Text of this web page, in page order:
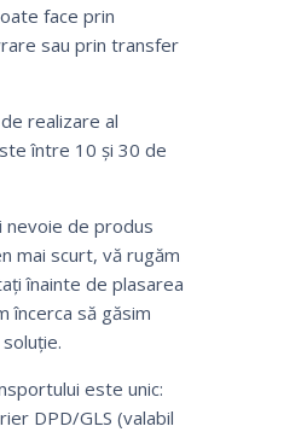
face prin
sau prin transfer
realizare al
între 10 și 30 de
nevoie de produs
mai scurt, vă rugăm
înainte de plasarea
încerca să găsim
este unic:
DPD/GLS (valabil